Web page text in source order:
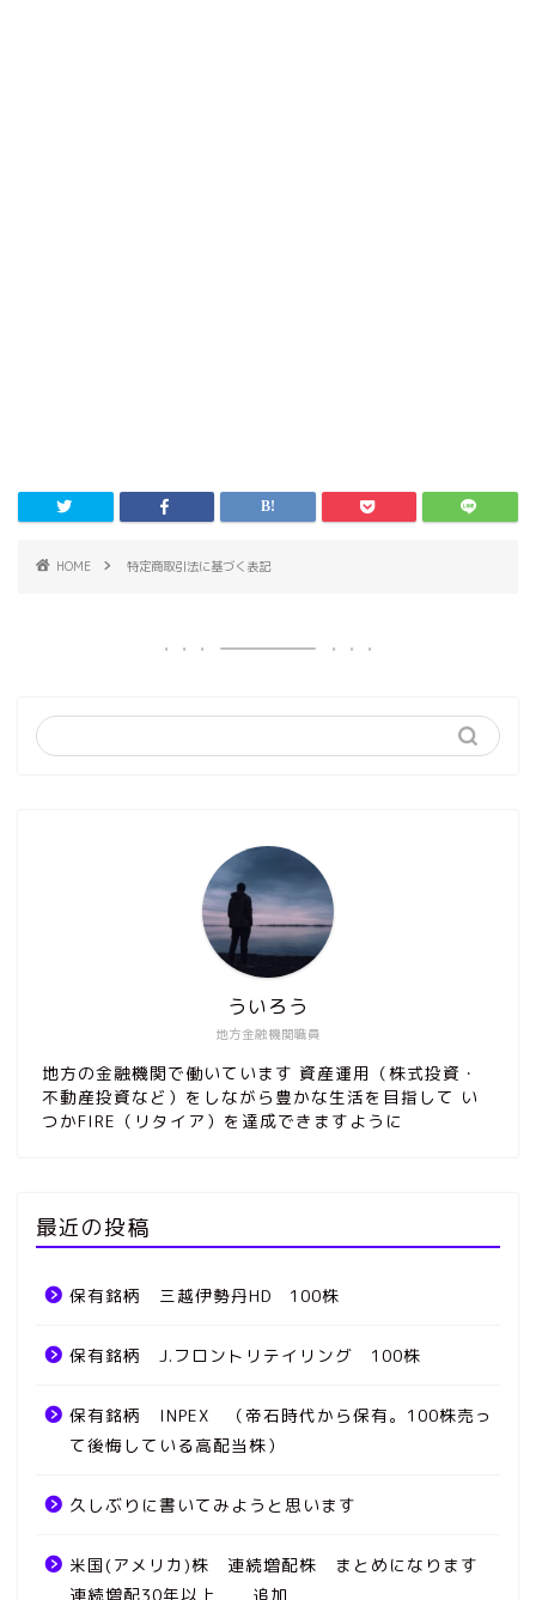
HOME 特定商取引法に基づく表記
地方金融機関職員
ういろう
地方の金融機関で働いています 資産運用（株式投資・
不動産投資など）をしながら豊かな生活を目指して い
つかFIRE（リタイア）を達成できますように
最近の投稿
保有銘柄 三越伊勢丹HD 100株
保有銘柄 J.フロントリテイリング 100株
保有銘柄 INPEX （帝石時代から保有。100株売っ
て後悔している高配当株）
久しぶりに書いてみようと思います
米国(アメリカ)株 連続増配株 まとめになります
連続増配30年以上 追加